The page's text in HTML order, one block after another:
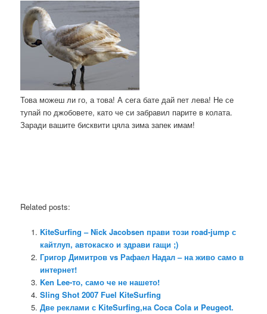
Това можеш ли го, а това! А сега бате дай пет лева! Не се
тупай по джобовете, като че си забравил парите в колата.
Заради вашите бисквити цяла зима запек имам!
Related posts:
KiteSurfing – Nick Jacobsen прави този road-jump с
кайтлуп, автокаско и здрави гащи ;)
Григор Димитров vs Рафаел Надал – на живо само в
интернет!
Ken Lee-то, само че не нашето!
Sling Shot 2007 Fuel KiteSurfing
Две реклами с KiteSurfing,на Coca Cola и Peugeot.